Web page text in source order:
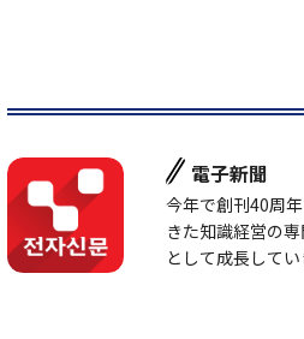
電子新聞
今年で創刊40周
きた知識経営の
として成長してい